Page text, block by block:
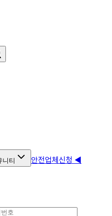
니티 안전업체신청 ◀